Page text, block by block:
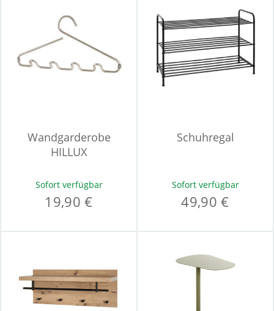
Wandgarderobe
HILLUX
Sofort verfügbar
19,90 €
Schuhregal
Sofort verfügbar
49,90 €